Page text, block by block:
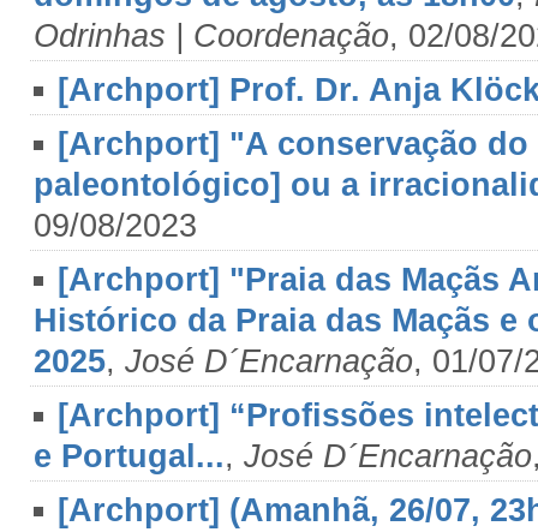
Odrinhas | Coordenação, 02/08/
[Archport] Prof. Dr. Anja
[Archport] "A conservação
paleontológico] ou a
09/08/2023
[Archport] "Praia das Maçãs
Histórico da Praia das Maçãs
2025, José D´Encarnação, 01/07/
[Archport] “Profissões
e Portugal..., José D´Encarnação
[Archport] (Amanhã, 26/07,